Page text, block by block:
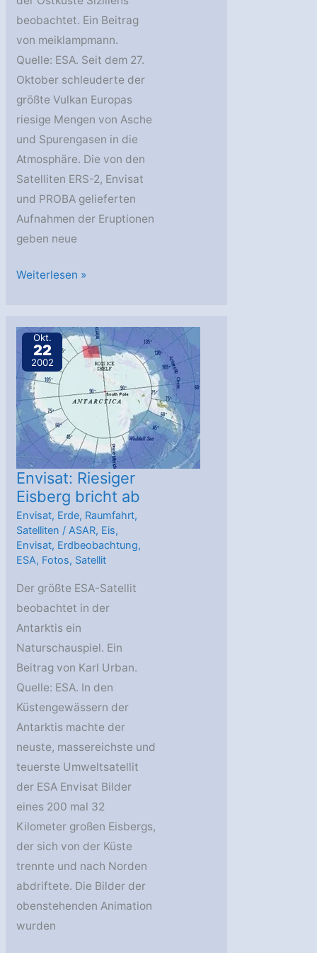
beobachtet. Ein Beitrag
von meiklampmann.
Quelle: ESA. Seit dem 27.
Oktober schleuderte der
größte Vulkan Europas
riesige Mengen von Asche
und Spurengasen in die
Atmosphäre. Die von den
Satelliten ERS-2, Envisat
und PROBA gelieferten
Aufnahmen der Eruptionen
geben neue
Ätna
All:
Asche
und
Rauch
Weiterlesen »
Okt.
22
2002
Envisat: Riesiger
Eisberg bricht ab
Envisat, Erde, Raumfahrt,
Satelliten /ASAR, Eis,
Envisat, Erdbeobachtung,
ESA, Fotos, Satellit
Der größte ESA-Satellit
beobachtet in der
Antarktis ein
Naturschauspiel. Ein
Beitrag von Karl Urban.
Quelle: ESA. In den
Küstengewässern der
Antarktis machte der
neuste, massereichste und
teuerste Umweltsatellit
der ESA Envisat Bilder
eines 200 mal 32
Kilometer großen Eisbergs,
der sich von der Küste
trennte und nach Norden
abdriftete. Die Bilder der
obenstehenden Animation
wurden